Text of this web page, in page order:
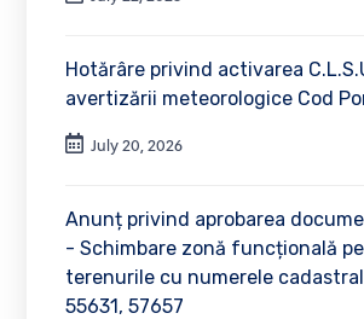
Hotărâre privind activarea
avertizării meteorologice Cod
July 20, 2026
Anunț privind aprobarea
- Schimbare zonă funcțională
terenurile cu numerele
55631, 57657